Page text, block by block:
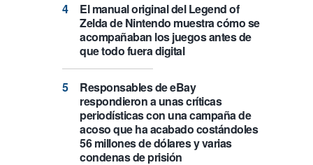
El manual original del Legend of
Zelda de Nintendo muestra cómo se
acompañaban los juegos antes de
que todo fuera digital
Responsables de eBay
respondieron a unas críticas
periodísticas con una campaña de
acoso que ha acabado costándoles
56 millones de dólares y varias
condenas de prisión